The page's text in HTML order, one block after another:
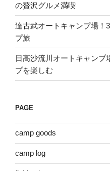
の贅沢グルメ満喫
達古武オートキャンプ場！
プ旅
日高沙流川オートキャンプ
プを楽しむ
PAGE
camp goods
camp log